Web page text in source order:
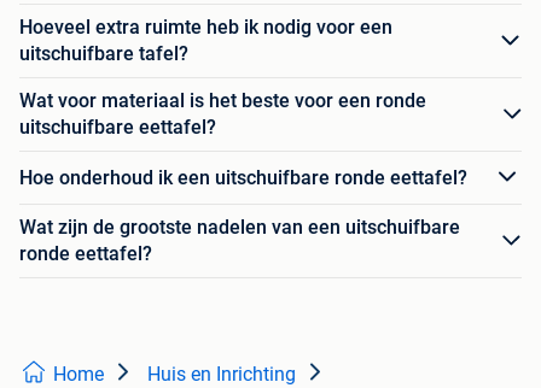
Hoeveel extra ruimte heb ik nodig voor een
uitschuifbare tafel?
Wat voor materiaal is het beste voor een ronde
uitschuifbare eettafel?
Hoe onderhoud ik een uitschuifbare ronde eettafel?
Wat zijn de grootste nadelen van een uitschuifbare
ronde eettafel?
Home Huis en Inrichting